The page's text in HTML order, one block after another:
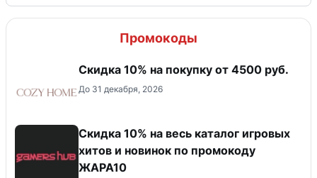
Промокоды
Скидка 10% на покупку от 4500 руб.
До 31 декабря, 2026
Скидка 10% на весь каталог игровых
хитов и новинок по промокоду
ЖАРА10